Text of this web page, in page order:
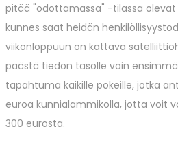
pitää "odottamassa" -tilassa olevat
kunnes saat heidän
viikonloppuun on kattava
päästä tiedon tasolle vain
tapahtuma kaikille pokeille, jotka
euroa kunnialammikolla, jotta voit
300 eurosta.